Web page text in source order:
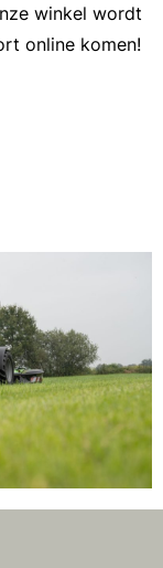
winkel wordt
online komen!